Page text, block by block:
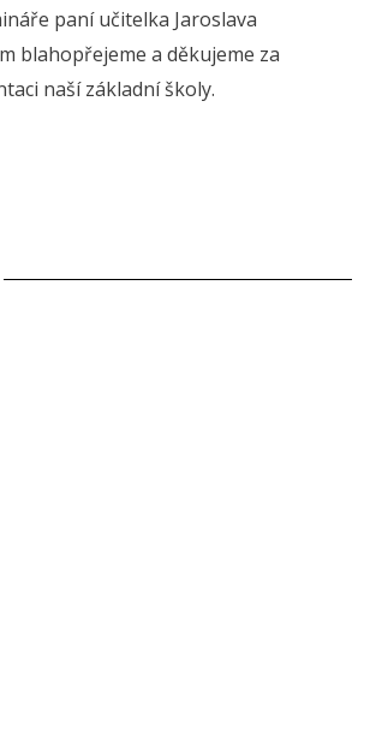
paní učitelka Jaroslava
blahopřejeme a děkujeme za
naší základní školy.